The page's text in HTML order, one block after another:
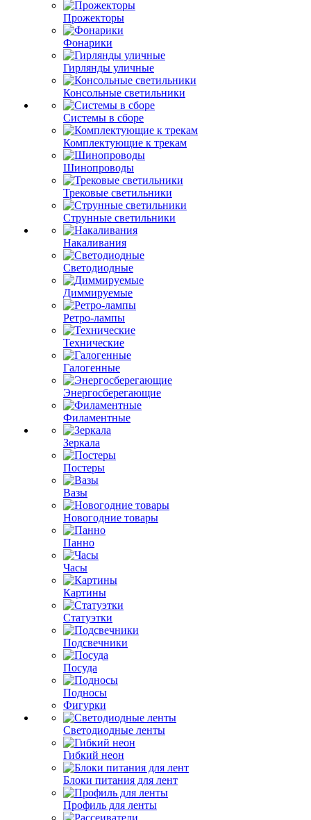
Прожекторы
Фонарики
Гирлянды уличные
Консольные светильники
Системы в сборе
Комплектующие к трекам
Шинопроводы
Трековые светильники
Струнные светильники
Накаливания
Светодиодные
Диммируемые
Ретро-лампы
Технические
Галогенные
Энергосберегающие
Филаментные
Зеркала
Постеры
Вазы
Новогодние товары
Панно
Часы
Картины
Статуэтки
Подсвечники
Посуда
Подносы
Фигурки
Светодиодные ленты
Гибкий неон
Блоки питания для лент
Профиль для ленты